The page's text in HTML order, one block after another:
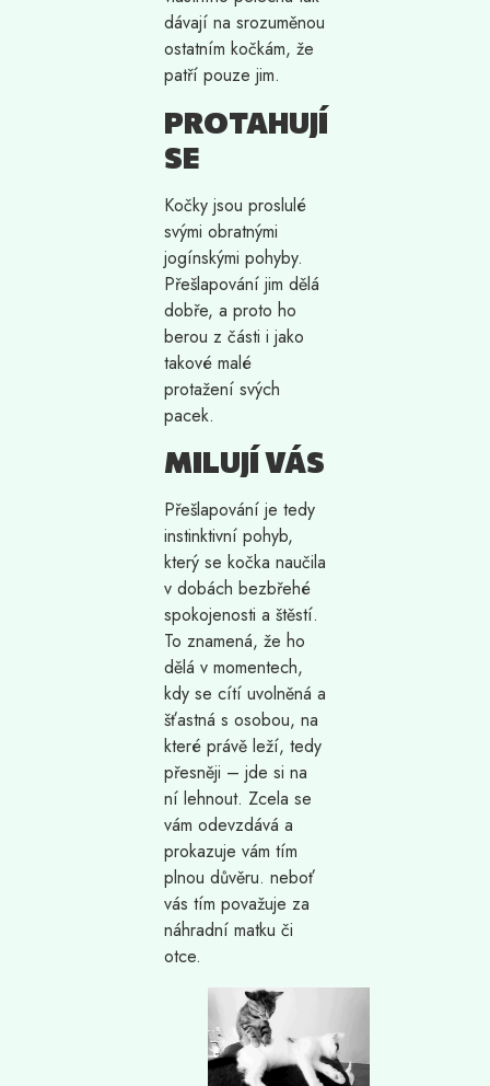
dávají na srozuměnou
ostatním kočkám, že
patří pouze jim.
PROTAHUJÍ
SE
Kočky jsou proslulé
svými obratnými
jogínskými pohyby.
Přešlapování jim dělá
dobře, a proto ho
berou z části i jako
takové malé
protažení svých
pacek.
MILUJÍ VÁS
Přešlapování je tedy
instinktivní pohyb,
který se kočka naučila
v dobách bezbřehé
spokojenosti a štěstí.
To znamená, že ho
dělá v momentech,
kdy se cítí uvolněná a
šťastná s osobou, na
které právě leží, tedy
přesněji – jde si na
ní lehnout. Zcela se
vám odevzdává a
prokazuje vám tím
plnou důvěru. neboť
vás tím považuje za
náhradní matku či
otce.